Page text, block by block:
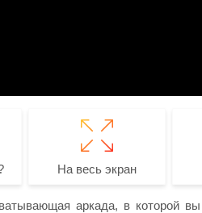
На весь экран
аркада, в которой